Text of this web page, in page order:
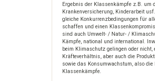
Ergebnis der Klassenkämpfe z.B. um
Krankenversicherung, Kinderarbeit
gleiche Konkurrenzbedingungen für
schaffen und einen
sind auch Umwelt- / Natur- /
Kämpfe, national und international.
beim Klimaschutz gelingen oder nicht,
Kräfteverhältnis, aber auch die
sowie das Konsumwachstum, also die
Klassenkämpfe.